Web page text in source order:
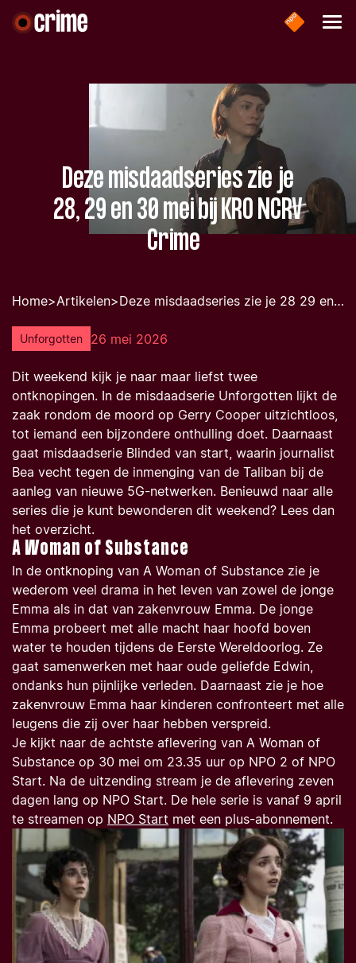
Deze misdaadseries zie je
28, 29 en 30 mei bij KRO NCRV
Crime
Home>Artikelen> Deze misdaadseries zie je 28 29 en 30 mei bij kro ncrv crime
Unforgotten 26 mei 2026
Dit weekend kijk je naar maar liefst twee
ontknopingen. In de misdaadserie Unforgotten lijkt de
zaak rondom de moord op Gerry Cooper uitzichtloos,
tot iemand een bijzondere onthulling doet. Daarnaast
gaat misdaadserie Blinded van start, waarin journalist
Bea vecht tegen de inmenging van de Taliban bij de
aanleg van nieuwe 5G-netwerken. Benieuwd naar alle
series die je kunt bewonderen dit weekend? Lees dan
het overzicht.
A Woman of Substance
In de ontknoping van A Woman of Substance zie je
wederom veel drama in het leven van zowel de jonge
Emma als in dat van zakenvrouw Emma. De jonge
Emma probeert met alle macht haar hoofd boven
water te houden tijdens de Eerste Wereldoorlog. Ze
gaat samenwerken met haar oude geliefde Edwin,
ondanks hun pijnlijke verleden. Daarnaast zie je hoe
zakenvrouw Emma haar kinderen confronteert met alle
leugens die zij over haar hebben verspreid.
Je kijkt naar de achtste aflevering van A Woman of
Substance op 30 mei om 23.35 uur op NPO 2 of NPO
Start. Na de uitzending stream je de aflevering zeven
dagen lang op NPO Start. De hele serie is vanaf 9 april
te streamen op NPO Start met een plus-abonnement.